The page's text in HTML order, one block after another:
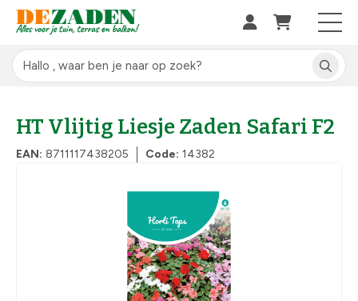
HT Vlijtig Liesje Zaden Safari F2
EAN: 8711117438205 Code: 14382